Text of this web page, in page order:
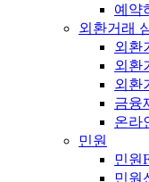
예약
외환거래
외환
외환
외환
금융
온라
민원
민원
민원